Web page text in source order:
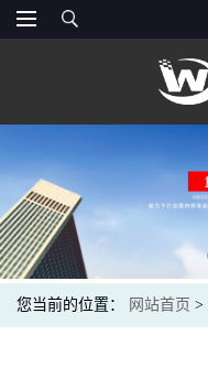
您当前的位置： 网站首页 >